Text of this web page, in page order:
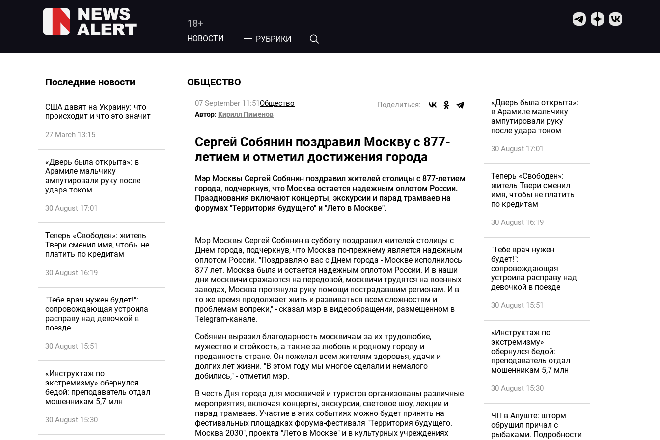
18+
НОВОСТИ РУБРИКИ
Последние новости
США давят на Украину: что
происходит и что это значит
27 March 13:15
«Дверь была открыта»: в
Арамиле мальчику
ампутировали руку после
удара током
30 August 17:01
Теперь «Свободен»: житель
Твери сменил имя, чтобы не
платить по кредитам
30 August 16:19
"Тебе врач нужен будет!":
сопровождающая устроила
расправу над девочкой в
поезде
30 August 15:51
«Инструктаж по
экстремизму» обернулся
бедой: преподаватель отдал
мошенникам 5,7 млн
30 August 15:30
ОБЩЕСТВО
07 September 11:51Общество Поделиться:
Автор: Кирилл Пименов
Сергей Собянин поздравил Москву с 877-
летием и отметил достижения города
Мэр Москвы Сергей Собянин поздравил жителей столицы с 877-летием
города, подчеркнув, что Москва остается надежным оплотом России.
Празднования включают концерты, экскурсии и парад трамваев на
форумах "Территория будущего" и "Лето в Москве".
Мэр Москвы Сергей Собянин в субботу поздравил жителей столицы с
Днем города, подчеркнув, что Москва по-прежнему является надежным
оплотом России. "Поздравляю вас с Днем города - Москве исполнилось
877 лет. Москва была и остается надежным оплотом России. И в наши
дни москвичи сражаются на передовой, москвичи трудятся на военных
заводах, Москва протянула руку помощи пострадавшим регионам. И в
то же время продолжает жить и развиваться всем сложностям и
проблемам вопреки," - сказал мэр в видеообращении, размещенном в
Telegram-канале.
Собянин выразил благодарность москвичам за их трудолюбие,
мужество и стойкость, а также за любовь к родному городу и
преданность стране. Он пожелал всем жителям здоровья, удачи и
долгих лет жизни. "В этом году мы многое сделали и немалого
добились," - отметил мэр.
В честь Дня города для москвичей и туристов организованы различные
мероприятия, включая концерты, экскурсии, световое шоу, лекции и
парад трамваев. Участие в этих событиях можно будет принять на
фестивальных площадках форума-фестиваля "Территория будущего.
Москва 2030", проекта "Лето в Москве" и в культурных учреждениях
«Дверь была открыта»:
в Арамиле мальчику
ампутировали руку
после удара током
30 August 17:01
Теперь «Свободен»:
житель Твери сменил
имя, чтобы не платить
по кредитам
30 August 16:19
"Тебе врач нужен
будет!":
сопровождающая
устроила расправу над
девочкой в поезде
30 August 15:51
«Инструктаж по
экстремизму»
обернулся бедой:
преподаватель отдал
мошенникам 5,7 млн
30 August 15:30
ЧП в Алуште: шторм
обрушил причал с
рыбаками. Подробности